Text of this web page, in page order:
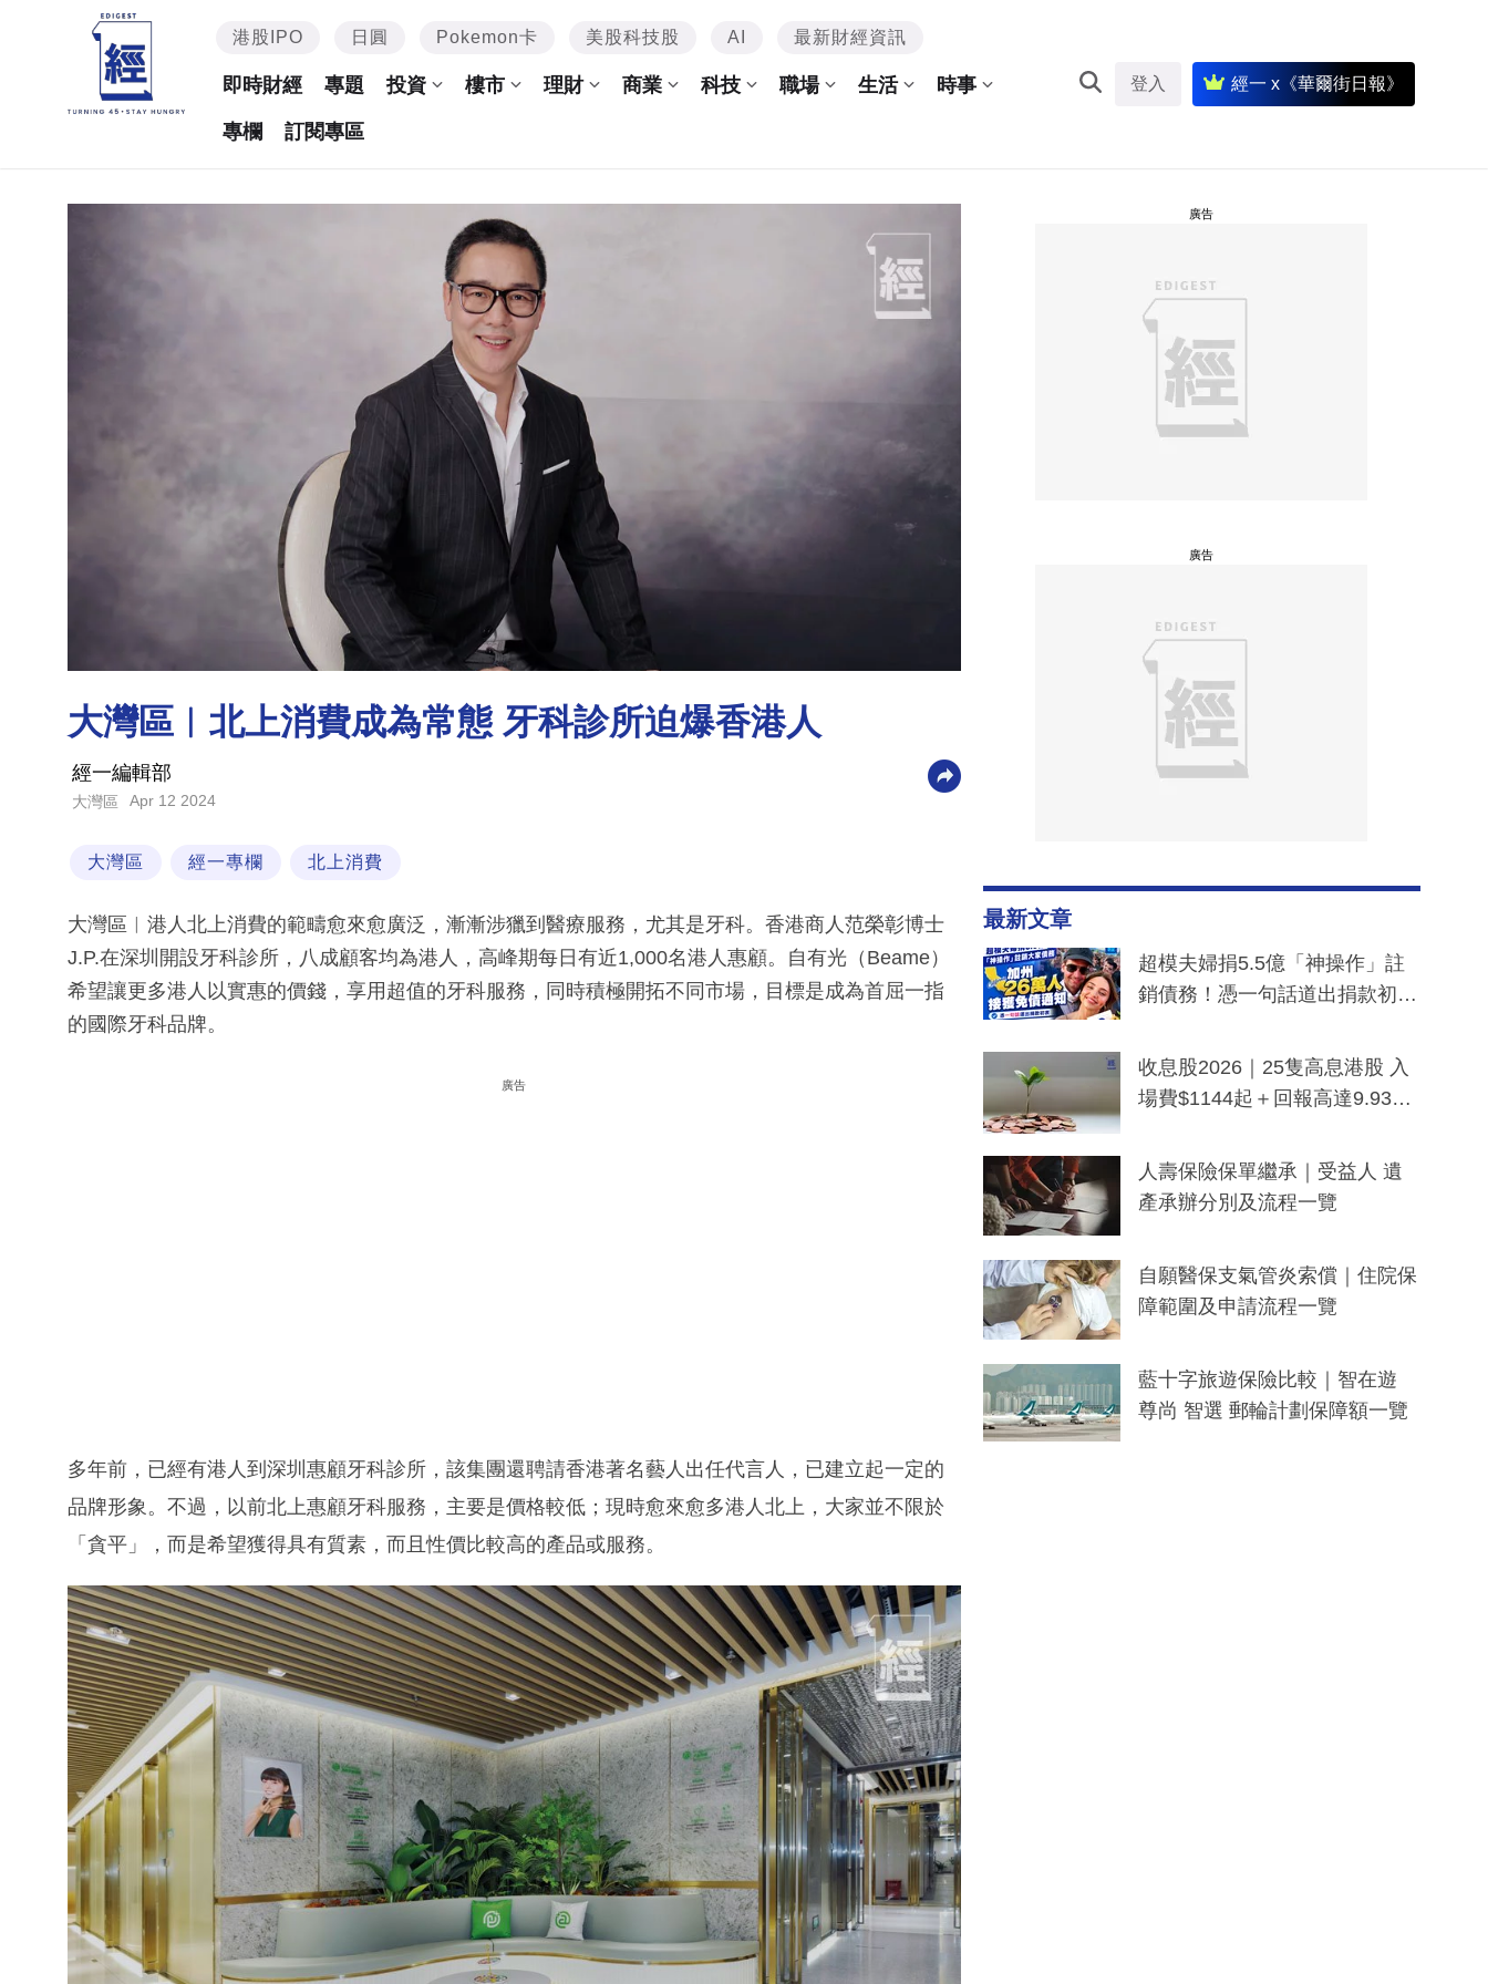
港股IPO 日圓 Pokemon卡 美股科技股 AI 最新財經資訊
即時財經 專題 投資 樓市 理財 商業 科技 職場 生活 時事
專欄 訂閱專區
登入 經一 x《華爾街日報》
大灣區︳北上消費成為常態 牙科診所迫爆香港人
經一編輯部
大灣區 Apr 12 2024
大灣區 經一專欄 北上消費
大灣區︳港人北上消費的範疇愈來愈廣泛，漸漸涉獵到醫療服務，尤其是牙科。香港商人范榮彰博士
J.P.在深圳開設牙科診所，八成顧客均為港人，高峰期每日有近1,000名港人惠顧。自有光（Beame）
希望讓更多港人以實惠的價錢，享用超值的牙科服務，同時積極開拓不同市場，目標是成為首屈一指
的國際牙科品牌。
廣告
多年前，已經有港人到深圳惠顧牙科診所，該集團還聘請香港著名藝人出任代言人，已建立起一定的
品牌形象。不過，以前北上惠顧牙科服務，主要是價格較低；現時愈來愈多港人北上，大家並不限於
「貪平」，而是希望獲得具有質素，而且性價比較高的產品或服務。
廣告
廣告
最新文章
超模夫婦捐5.5億「神操作」註
銷債務！憑一句話道出捐款初
一度被誤當詐騙手段
收息股2026｜25隻高息港股 入
場費$1144起＋回報高達9.93
人壽保險保單繼承｜受益人 遺
產承辦分別及流程一覽
自願醫保支氣管炎索償｜住院保
障範圍及申請流程一覽
藍十字旅遊保險比較｜智在遊
尊尚 智選 郵輪計劃保障額一覽